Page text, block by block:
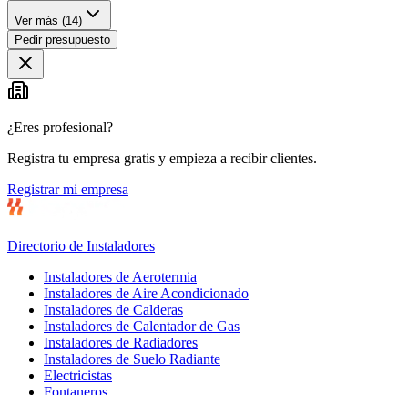
Ver más (14)
Pedir presupuesto
¿Eres profesional?
Registra tu empresa gratis y empieza a recibir clientes.
Registrar mi empresa
Directorio de Instaladores
Instaladores de Aerotermia
Instaladores de Aire Acondicionado
Instaladores de Calderas
Instaladores de Calentador de Gas
Instaladores de Radiadores
Instaladores de Suelo Radiante
Electricistas
Fontaneros